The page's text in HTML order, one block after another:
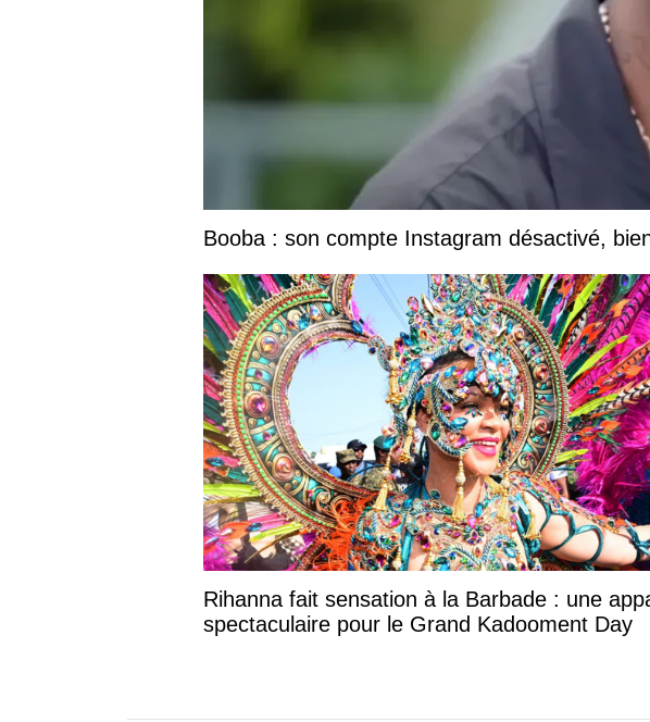
Booba : son compte Instagram désactivé,
Rihanna fait sensation à la Barbade : une
spectaculaire pour le Grand Kadooment Day